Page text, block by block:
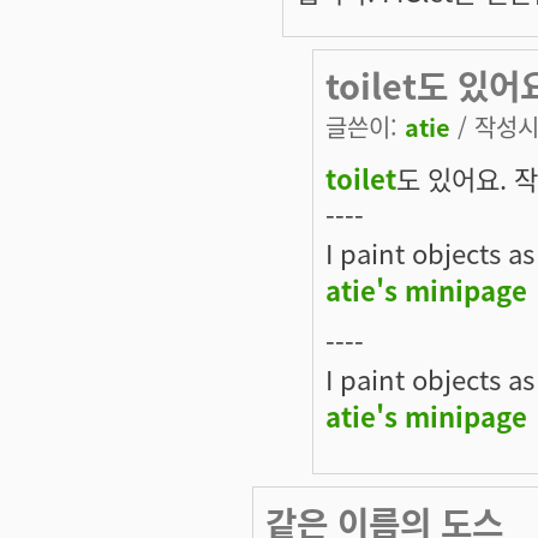
toilet도 있어
글쓴이: atie / 작성
toilet도 있어요.
----
I paint objects
atie's minipage
----
I paint objects
atie's minipage
같은 이름의 도스